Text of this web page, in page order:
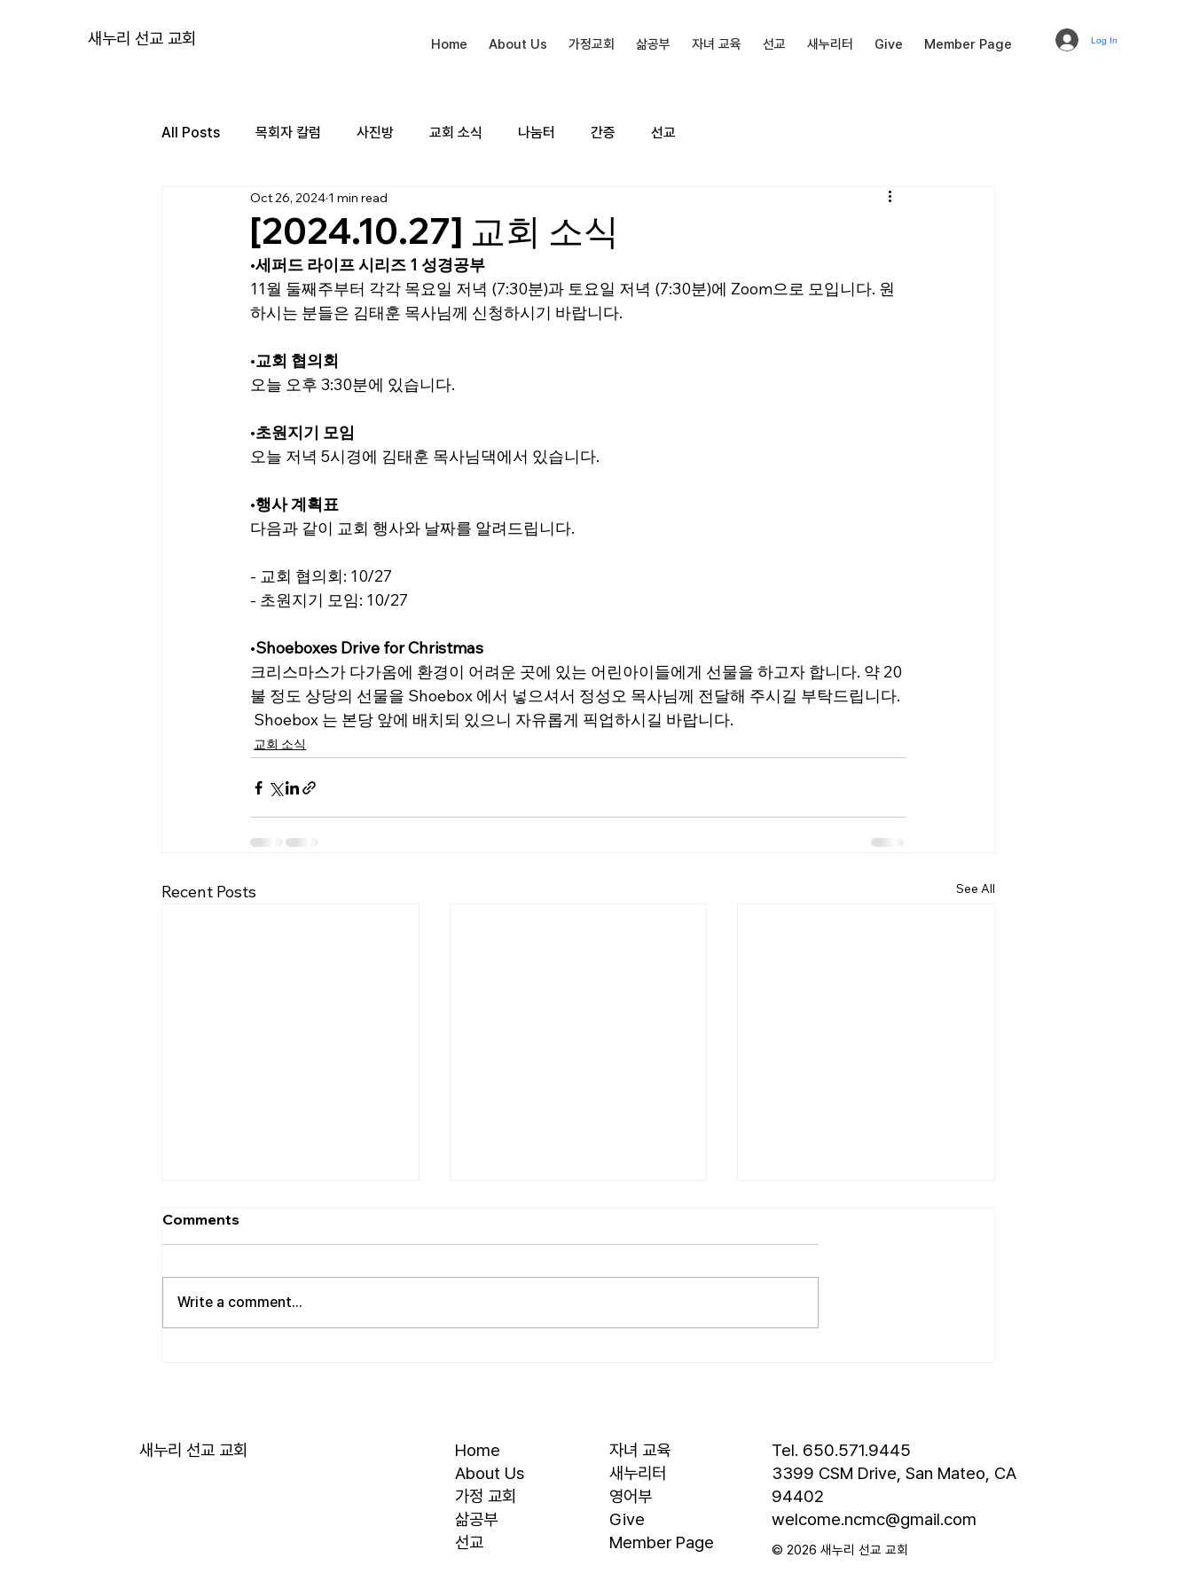
새누리 선교 교회 Home About Us 가정교회 삶공부 자녀 교육 선교 새누리터 Give Member Page Log In
All Posts 목회자 칼럼 사진방 교회 소식 나눔터 간증 선교
[2024.10.27] 교회 소식
Oct 26, 2024 1 min read
•세퍼드 라이프 시리즈 1 성경공부
11월 둘째주부터 각각 목요일 저녁 (7:30분)과 토요일 저녁 (7:30분)에 Zoom으로 모입니다. 원
하시는 분들은 김태훈 목사님께 신청하시기 바랍니다.
•교회 협의회
오늘 오후 3:30분에 있습니다.
•초원지기 모임
오늘 저녁 5시경에 김태훈 목사님댁에서 있습니다.
•행사 계획표
다음과 같이 교회 행사와 날짜를 알려드립니다.
- 교회 협의회: 10/27
- 초원지기 모임: 10/27
•Shoeboxes Drive for Christmas
크리스마스가 다가옴에 환경이 어려운 곳에 있는 어린아이들에게 선물을 하고자 합니다. 약 20
불 정도 상당의 선물을 Shoebox 에서 넣으셔서 정성오 목사님께 전달해 주시길 부탁드립니다.
Shoebox 는 본당 앞에 배치되 있으니 자유롭게 픽업하시길 바랍니다.
교회 소식
Recent Posts See All
[2026.08.02] 교회 소식
• 성만찬 오늘 예배중에 있습니다.
의회 모임 8월 11일 화요일 오전 11
시에 저희 교회에서 호스트 합니
아버님을 뵈러 텍사스에 이번 수요
일부터 토요일까지
• 서대석 목자 단기 선교 8월 1일부
등록 평신도 세미나가 어스틴 늘푸
• 교회 협의회 오늘 오후 3:45분경
에 교회 2층
• 박성훈 성도 단기 선교 7월 24일
뒷풀이 모임 오늘 오후 4시경에 교
사항은 가정교회
Comments
Write a comment...
Home
About Us
​가정 교회
​삶공부
​선교
자녀 교육
새누리터
영어부
Give
Member Page
Tel. 650.571.9445
3399 CSM Drive, San Mateo, CA
94402
welcome.ncmc@gmail.com
© 2026 새누리 선교 교회
새누리 선교 교회